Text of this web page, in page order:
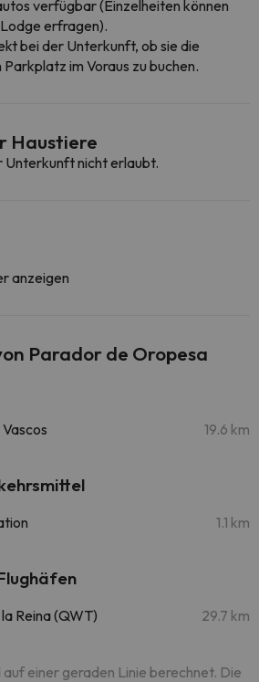
verfügbar (Einzelheiten können
erfragen).
bei der Unterkunft, ob sie die
im Voraus zu buchen.
Haustiere
Unterkunft nicht erlaubt.
anzeigen
Parador de Oropesa
19.6 km
1.1 km
Reina (QWT) 29.7 km
einer geraden Linie berechnet. Die